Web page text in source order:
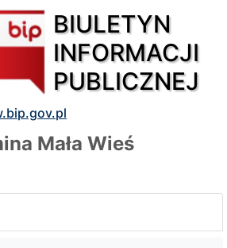
BIULETYN
INFORMACJI
PUBLICZNEJ
Mała Wieś